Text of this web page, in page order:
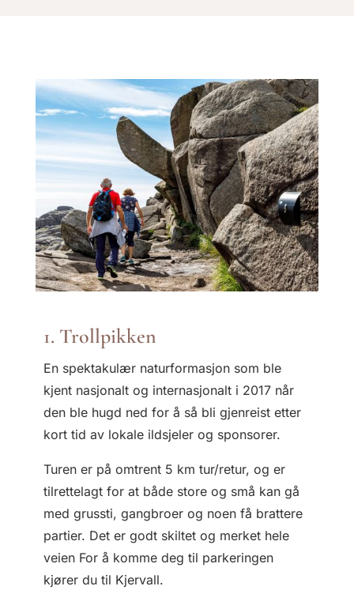
1. Trollpikken
En spektakulær naturformasjon som ble
kjent nasjonalt og internasjonalt i 2017 når
den ble hugd ned for å så bli gjenreist etter
kort tid av lokale ildsjeler og sponsorer.
Turen er på omtrent 5 km tur/retur, og er
tilrettelagt for at både store og små kan gå
med grussti, gangbroer og noen få brattere
partier. Det er godt skiltet og merket hele
veien For å komme deg til parkeringen
kjører du til Kjervall.